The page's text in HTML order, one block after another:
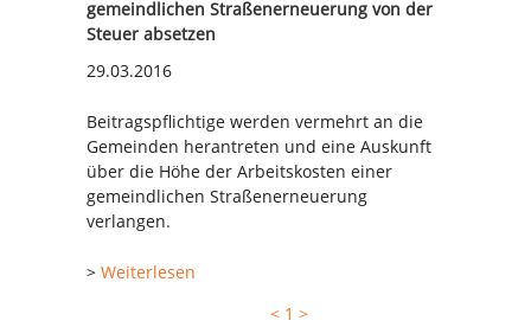
gemeindlichen Straßenerneuerung von der
Steuer absetzen
29.03.2016
Beitragspflichtige werden vermehrt an die
Gemeinden herantreten und eine Auskunft
über die Höhe der Arbeitskosten einer
gemeindlichen Straßenerneuerung
verlangen.
> Weiterlesen
< 1 >